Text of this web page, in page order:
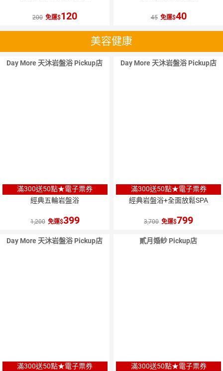
200 免運 120 45 免運 40
美容健康
Day More 天沐岩盤浴 Pickup店
滿300送50點★電子票券
經典五輪岩盤浴
1,200 免運 399
Day More 天沐岩盤浴 Pickup店
滿300送50點★電子票券
經典岩盤浴+全面放鬆SPA
3,700 免運 799
Day More 天沐岩盤浴 Pickup店
滿300送50點★電子票券
貳月婚紗 Pickup店
滿300送50點★電子票券